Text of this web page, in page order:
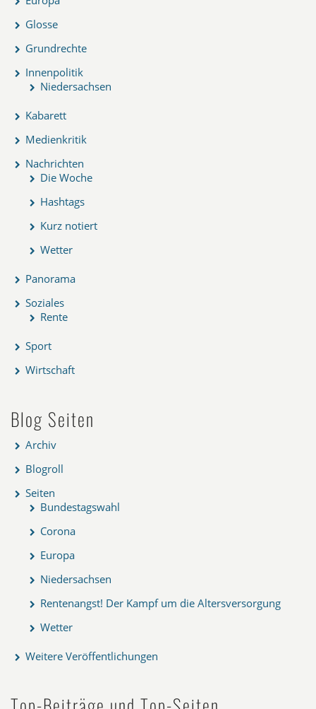
Glosse
Grundrechte
Innenpolitik
Niedersachsen
Kabarett
Medienkritik
Nachrichten
Die Woche
Hashtags
Kurz notiert
Wetter
Panorama
Soziales
Rente
Sport
Wirtschaft
Blog Seiten
Archiv
Blogroll
Seiten
Bundestagswahl
Corona
Europa
Niedersachsen
Rentenangst! Der Kampf um die Altersversorgung
Wetter
Weitere Veröffentlichungen